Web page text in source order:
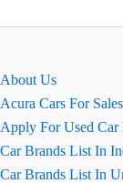
About Us
Acura Cars For
Apply For Used Car
Car Brands List In
Car Brands List In